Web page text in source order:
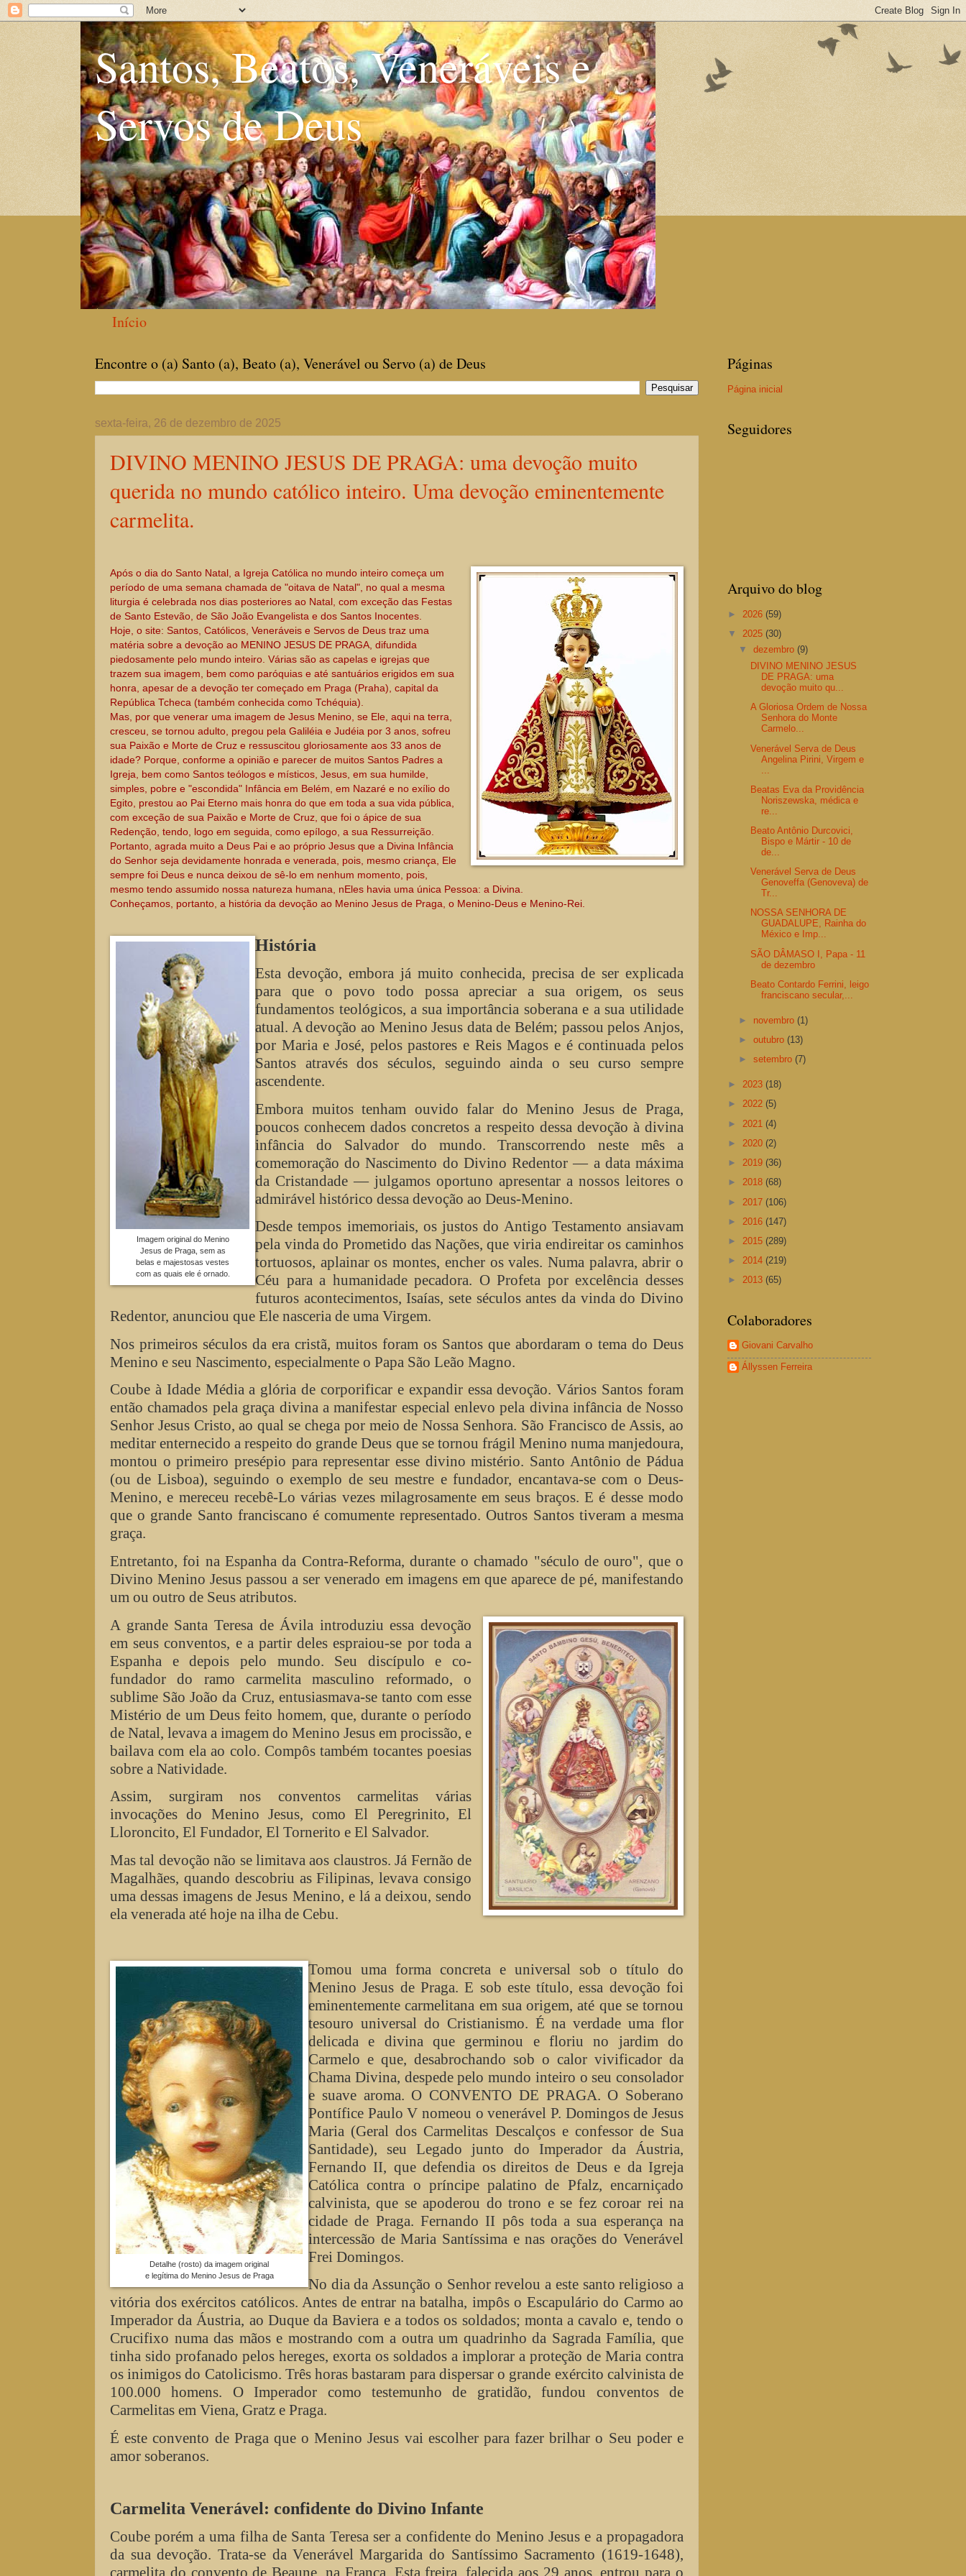
Santos, Beatos, Veneráveis e
Servos de Deus
Início
Encontre o (a) Santo (a), Beato (a), Venerável ou Servo (a) de Deus
sexta-feira, 26 de dezembro de 2025
DIVINO MENINO JESUS DE PRAGA: uma devoção muito
querida no mundo católico inteiro. Uma devoção eminentemente
carmelita.
Após o dia do Santo Natal, a Igreja Católica no mundo inteiro começa um
período de uma semana chamada de "oitava de Natal", no qual a mesma
liturgia é celebrada nos dias posteriores ao Natal, com exceção das Festas
de Santo Estevão, de São João Evangelista e dos Santos Inocentes.
Hoje, o site: Santos, Católicos, Veneráveis e Servos de Deus traz uma
matéria sobre a devoção ao MENINO JESUS DE PRAGA, difundida
piedosamente pelo mundo inteiro. Várias são as capelas e igrejas que
trazem sua imagem, bem como paróquias e até santuários erigidos em sua
honra, apesar de a devoção ter começado em Praga (Praha), capital da
República Tcheca (também conhecida como Tchéquia).
Mas, por que venerar uma imagem de Jesus Menino, se Ele, aqui na terra,
cresceu, se tornou adulto, pregou pela Galiléia e Judéia por 3 anos, sofreu
sua Paixão e Morte de Cruz e ressuscitou gloriosamente aos 33 anos de
idade? Porque, conforme a opinião e parecer de muitos Santos Padres a
Igreja, bem como Santos teólogos e místicos, Jesus, em sua humilde,
simples, pobre e "escondida" Infância em Belém, em Nazaré e no exílio do
Egito, prestou ao Pai Eterno mais honra do que em toda a sua vida pública,
com exceção de sua Paixão e Morte de Cruz, que foi o ápice de sua
Redenção, tendo, logo em seguida, como epílogo, a sua Ressurreição.
Portanto, agrada muito a Deus Pai e ao próprio Jesus que a Divina Infância
do Senhor seja devidamente honrada e venerada, pois, mesmo criança, Ele
sempre foi Deus e nunca deixou de sê-lo em nenhum momento, pois,
mesmo tendo assumido nossa natureza humana, nEles havia uma única Pessoa: a Divina.
Conheçamos, portanto, a história da devoção ao Menino Jesus de Praga, o Menino-Deus e Menino-Rei.
Imagem original do Menino
Jesus de Praga, sem as
belas e majestosas vestes
com as quais ele é ornado.
História
Esta devoção, embora já muito conhecida, precisa de ser explicada
para que o povo todo possa apreciar a sua origem, os seus
fundamentos teológicos, a sua importância soberana e a sua utilidade
atual. A devoção ao Menino Jesus data de Belém; passou pelos Anjos,
por Maria e José, pelos pastores e Reis Magos e é continuada pelos
Santos através dos séculos, seguindo ainda o seu curso sempre
ascendente.
Embora muitos tenham ouvido falar do Menino Jesus de Praga,
poucos conhecem dados concretos a respeito dessa devoção à divina
infância do Salvador do mundo. Transcorrendo neste mês a
comemoração do Nascimento do Divino Redentor — a data máxima
da Cristandade — julgamos oportuno apresentar a nossos leitores o
admirável histórico dessa devoção ao Deus-Menino.
Desde tempos imemoriais, os justos do Antigo Testamento ansiavam
pela vinda do Prometido das Nações, que viria endireitar os caminhos
tortuosos, aplainar os montes, encher os vales. Numa palavra, abrir o
Céu para a humanidade pecadora. O Profeta por excelência desses
futuros acontecimentos, Isaías, sete séculos antes da vinda do Divino
Redentor, anunciou que Ele nasceria de uma Virgem.
Nos primeiros séculos da era cristã, muitos foram os Santos que abordaram o tema do Deus
Menino e seu Nascimento, especialmente o Papa São Leão Magno.
Coube à Idade Média a glória de corporificar e expandir essa devoção. Vários Santos foram
então chamados pela graça divina a manifestar especial enlevo pela divina infância de Nosso
Senhor Jesus Cristo, ao qual se chega por meio de Nossa Senhora. São Francisco de Assis, ao
meditar enternecido a respeito do grande Deus que se tornou frágil Menino numa manjedoura,
montou o primeiro presépio para representar esse divino mistério. Santo Antônio de Pádua
(ou de Lisboa), seguindo o exemplo de seu mestre e fundador, encantava-se com o Deus-
Menino, e mereceu recebê-Lo várias vezes milagrosamente em seus braços. E é desse modo
que o grande Santo franciscano é comumente representado. Outros Santos tiveram a mesma
graça.
Entretanto, foi na Espanha da Contra-Reforma, durante o chamado "século de ouro", que o
Divino Menino Jesus passou a ser venerado em imagens em que aparece de pé, manifestando
um ou outro de Seus atributos.
A grande Santa Teresa de Ávila introduziu essa devoção
em seus conventos, e a partir deles espraiou-se por toda a
Espanha e depois pelo mundo. Seu discípulo e co-
fundador do ramo carmelita masculino reformado, o
sublime São João da Cruz, entusiasmava-se tanto com esse
Mistério de um Deus feito homem, que, durante o período
de Natal, levava a imagem do Menino Jesus em procissão, e
bailava com ela ao colo. Compôs também tocantes poesias
sobre a Natividade.
Assim, surgiram nos conventos carmelitas várias
invocações do Menino Jesus, como El Peregrinito, El
Lloroncito, El Fundador, El Tornerito e El Salvador.
Mas tal devoção não se limitava aos claustros. Já Fernão de
Magalhães, quando descobriu as Filipinas, levava consigo
uma dessas imagens de Jesus Menino, e lá a deixou, sendo
ela venerada até hoje na ilha de Cebu.
Detalhe (rosto) da imagem original
e legítima do Menino Jesus de Praga
Tomou uma forma concreta e universal sob o título do
Menino Jesus de Praga. E sob este título, essa devoção foi
eminentemente carmelitana em sua origem, até que se tornou
tesouro universal do Cristianismo. É na verdade uma flor
delicada e divina que germinou e floriu no jardim do
Carmelo e que, desabrochando sob o calor vivificador da
Chama Divina, despede pelo mundo inteiro o seu consolador
e suave aroma. O CONVENTO DE PRAGA. O Soberano
Pontífice Paulo V nomeou o venerável P. Domingos de Jesus
Maria (Geral dos Carmelitas Descalços e confessor de Sua
Santidade), seu Legado junto do Imperador da Áustria,
Fernando II, que defendia os direitos de Deus e da Igreja
Católica contra o príncipe palatino de Pfalz, encarniçado
calvinista, que se apoderou do trono e se fez coroar rei na
cidade de Praga. Fernando II pôs toda a sua esperança na
intercessão de Maria Santíssima e nas orações do Venerável
Frei Domingos.
No dia da Assunção o Senhor revelou a este santo religioso a
vitória dos exércitos católicos. Antes de entrar na batalha, impôs o Escapulário do Carmo ao
Imperador da Áustria, ao Duque da Baviera e a todos os soldados; monta a cavalo e, tendo o
Crucifixo numa das mãos e mostrando com a outra um quadrinho da Sagrada Família, que
tinha sido profanado pelos hereges, exorta os soldados a implorar a proteção de Maria contra
os inimigos do Catolicismo. Três horas bastaram para dispersar o grande exército calvinista de
100.000 homens. O Imperador como testemunho de gratidão, fundou conventos de
Carmelitas em Viena, Gratz e Praga.
É este convento de Praga que o Menino Jesus vai escolher para fazer brilhar o Seu poder e
amor soberanos.
Carmelita Venerável: confidente do Divino Infante
Coube porém a uma filha de Santa Teresa ser a confidente do Menino Jesus e a propagadora
da sua devoção. Trata-se da Venerável Margarida do Santíssimo Sacramento (1619-1648),
carmelita do convento de Beaune, na França. Esta freira, falecida aos 29 anos, entrou para o
Páginas
Página inicial
Seguidores
Arquivo do blog
► 2026 (59)
▼ 2025 (30)
▼dezembro(9)
DIVINO MENINO JESUS
DE PRAGA: uma
devoção muito qu...
A Gloriosa Ordem de Nossa
Senhora do Monte
Carmelo...
Venerável Serva de Deus
Angelina Pirini, Virgem e
Beatas Eva da Providência
Noriszewska, médica e
re...
Beato Antônio Durcovici,
Bispo e Mártir - 10 de
de...
Venerável Serva de Deus
Genoveffa (Genoveva) de
Tr...
NOSSA SENHORA DE
GUADALUPE, Rainha do
México e Imp...
SÃO DÂMASO I, Papa - 11
de dezembro
Beato Contardo Ferrini, leigo
franciscano secular,...
► novembro(1)
►outubro(13)
►setembro(7)
► 2023 (18)
► 2022 (5)
► 2021 (4)
► 2020 (2)
► 2019 (36)
► 2018 (68)
► 2017 (106)
► 2016 (147)
► 2015 (289)
► 2014 (219)
► 2013 (65)
Colaboradores
Giovani Carvalho
Állyssen Ferreira